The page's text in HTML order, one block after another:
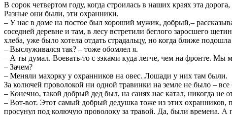
В сорок четвертом году, когда строилась в наших краях эта
Разные они были, эти охранники.
– У нас в доме на постое был хороший мужик, добрый,–
соседней деревне и там, в лесу встретили беглого заросшего
хлеба, уже было хотела отдать страдальцу, но когда ближе
– Выслуживался так? – тоже обомлел я.
– А ты думал. Воевать-то с зэками куда легче, чем на фронте. Мы
– Зачем?
– Меняли махорку у охранников на овес. Лошади у них там были.
За колючей проволокой ни одной травинки на земле не было –
– Конечно, такой добрый дед был, на санях нас катал, никогда не
– Вот-вот. Этот самый добрый дедушка тоже из этих охранников,
просунул под колючую проволоку за травой. Да, были времена. А